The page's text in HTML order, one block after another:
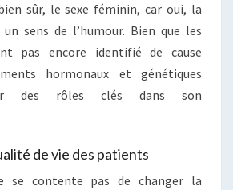
sûr, le sexe féminin, car oui, la
sens de l’humour. Bien que les
pas encore identifié de cause
hormonaux et génétiques
des rôles clés dans son
de vie des patients
se contente pas de changer la